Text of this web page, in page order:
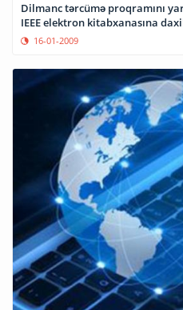
Dilmanc tərcümə proqramını
IEEE elektron kitabxanasına
16-01-2009